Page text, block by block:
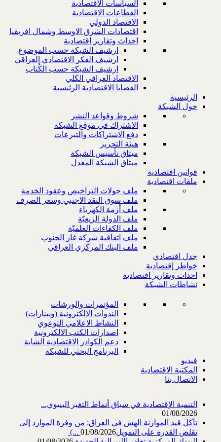
السياسات الاقتصادية
القطاعات الاقتصادية
الاقتصاد الدولي
اقتصادات الشرق الاوسط وشمال افريقيا
احداث وتقارير اقتصادية
ارشيف الشبكة حسب الموضوع
ارشيف الفكر الاقتصادي العراقي
ارشيف الشبكة حسب الكُتاب
الاقتصاد العراقي الكلي
القضايا الاقتصادية الرئيسية
الرئيسية
حول الشبكة
شروط وقواعد النشر
الاشتراك في موقع الشبكة
دفع الاشتراكات والتبرعات
هيئة التحرير
ميثاق تأسيس الشبكة
ميثاق الشبكة المعدل
قوانين اقتصادية
ملفات اقتصادية
ملف جولات التراخيص وعقود الخدمة
ملف سوق النقد الاجنبي وسعر الصرف
ملف أزمة الكهرباء
ملف الدولة الريعيّة
ملف الكفاءات العلميّة
ملف اتفاقية شركة غاز الجنوب
ملف البنك المركزي العراقي
جدل اقتصادي
خواطر إقتصادية
احداث وتقارير اقتصادية
نشاطات الشبكة
المؤتمرات والورشات
الندوات الالكترونية (وبينارات)
النشاط الاعلامي التوعوي
اصدارات الكتب الالكترونية
دعم الكوادر الاقتصادية الشابة
البرنامج البحثي للشبكة
فيديو
المكتبة الاقتصادية
الاتصال بنا
التنمية الإقتصادية في سياق أنماط التغير البنيوي...
01/08/2026
تآكل قيد الموازنة الهش في العراق: من وفرة الموارد إلى
تقلص القدرة على التمويل‎ (...01/08/2026